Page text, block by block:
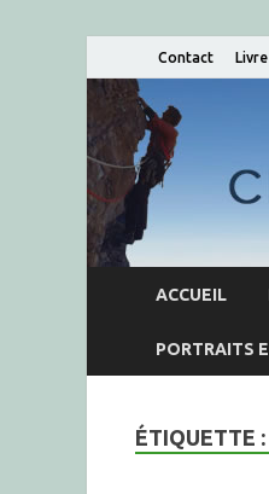
Contact
ACCUEIL
PORTRAITS
ÉTIQUETTE :